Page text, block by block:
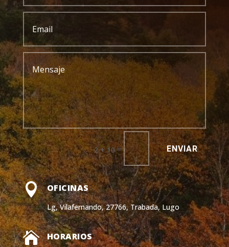
2 + 10= ENVIAR
 OFICINAS
Lg, Vilafernando, 27766, Trabada, Lugo
 HORARIOS